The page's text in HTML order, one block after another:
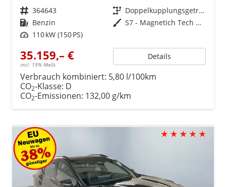
Fahrzeugnr. 364643 Getriebe
Doppelkupplungsgetriebe (DSG)
Kraftstoff Benzin Außenfarbe
S7 - Magnetich Tech Met.
Leistung 110 kW (150 PS)
35.159,– €
incl. 19% MwSt.
Details
Verbrauch kombiniert: 5,80 l/100km
CO2-Klasse: D
CO2-Emissionen: 132,00 g/km